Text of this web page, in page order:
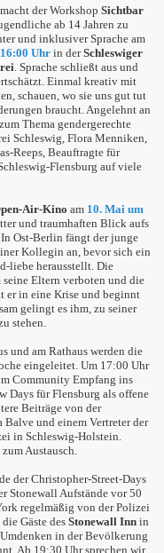
der Workshop Sichtbar
ab 14 Jahren zu
und inklusiver Sprache am
Uhr in derSchleswiger
. Sprache schließt aus und
Einmal kreativ mit
schauen, wo sie uns gut tut
braucht. Angelehnt an
Thema gendergerechte
Schleswig, Flora Menniken,
Reeps, Beauftragte für
Flensburg auf viele
Air-Kino am 10. Mai um
und traumhaften Blick aufs
Ost-Berlin fängt der junge
Kollegin an, bevor sich ein
liebe herausstellt. Die
Eltern verboten und die
er in eine Krise und beginnt
gelingt es ihm, zu seiner
stehen.
und am Rathaus werden die
eingeleitet. Um 17:00 Uhr
Community Empfang ins
Days für Flensburg als offene
Beiträge von der
Balve und einem Vertreter der
in Schleswig-Holstein.
Austausch.
der Christopher-Street-Days
Stonewall Aufstände vor 50
regelmäßig von der Polizei
Gäste des Stonewall Innin
in der Bevölkerung
Ab 19:30 Uhr sprechen wir